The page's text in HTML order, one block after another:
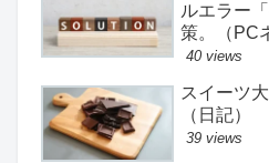
ルエラー
策。（PC
40 views
スイーツ
（日記）
39 views